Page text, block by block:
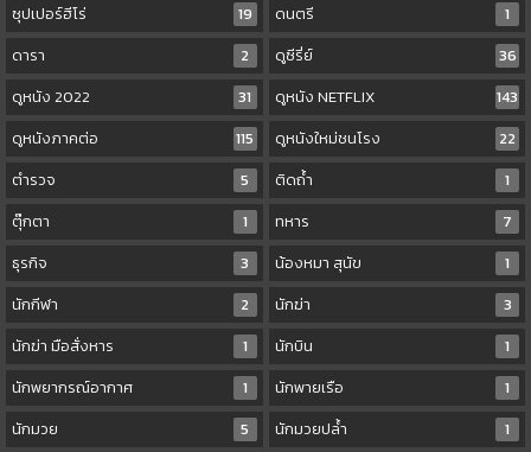
ซุปเปอร์ฮีโร่
19 ดนตรี
1
ดารา
2 ดูซีรี่ย์
36
ดูหนัง 2022
31 ดูหนัง NETFLIX
143
ดูหนังภาคต่อ
115 ดูหนังใหม่ชนโรง
22
ตำรวจ
5 ติดถ้ำ
1
ตุ๊กตา
1 ทหาร
7
ธุรกิจ
3 น้องหมา สุนัข
1
นักกีฬา
2 นักฆ่า
3
นักฆ่า มือสั่งหาร
1 นักบิน
1
นักพยากรณ์อากาศ
1 นักพายเรือ
1
นักมวย
5 นักมวยปล้ำ
1